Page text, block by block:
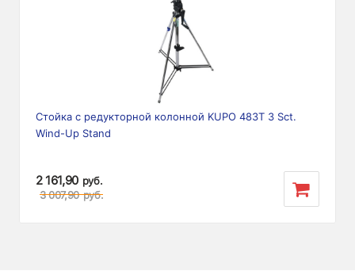
Стойка с редукторной колонной KUPO 483T 3 Sct.
Wind-Up Stand
2 161,90 руб.
3 007,90 руб.